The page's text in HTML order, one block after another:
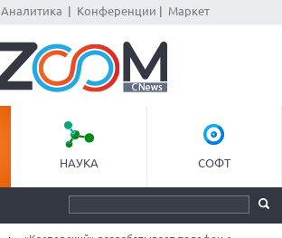
Аналитика Конференции Маркет
НАУКА СОФТ